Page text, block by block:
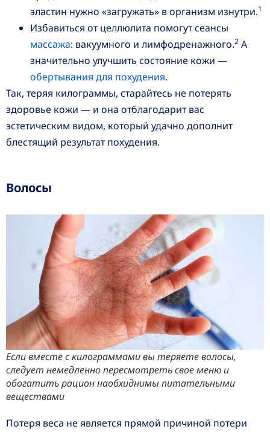
эластин нужно «загружать» в организм изнутри.1
Избавиться от целлюлита помогут сеансы
массажа: вакуумного и лимфодренажного.2 А
значительно улучшить состояние кожи —
обертывания для похудения.
Так, теряя килограммы, старайтесь не потерять
здоровье кожи — и она отблагодарит вас
эстетическим видом, который удачно дополнит
блестящий результат похудения.
Волосы
Если вместе с килограммами вы теряете волосы,
следует немедленно пересмотреть свое меню и
обогатить рацион наобхиднимы питательными
веществами
Потеря веса не является прямой причиной потери